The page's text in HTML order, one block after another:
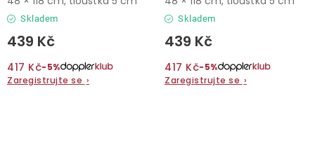
Skladem
439 Kč
417 Kč−5%
Zaregistrujte se ›
Skladem
439 Kč
417 Kč−5%
Zaregistrujte se ›